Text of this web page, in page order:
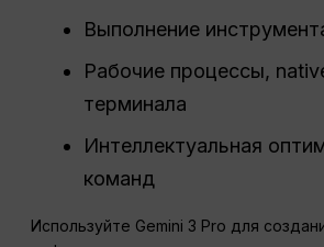
Выполнение
Рабочие процессы,
терминала
Интеллектуальная
команд
Используйте Gemini 3 Pro для